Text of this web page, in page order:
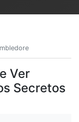
Ver
Secretos